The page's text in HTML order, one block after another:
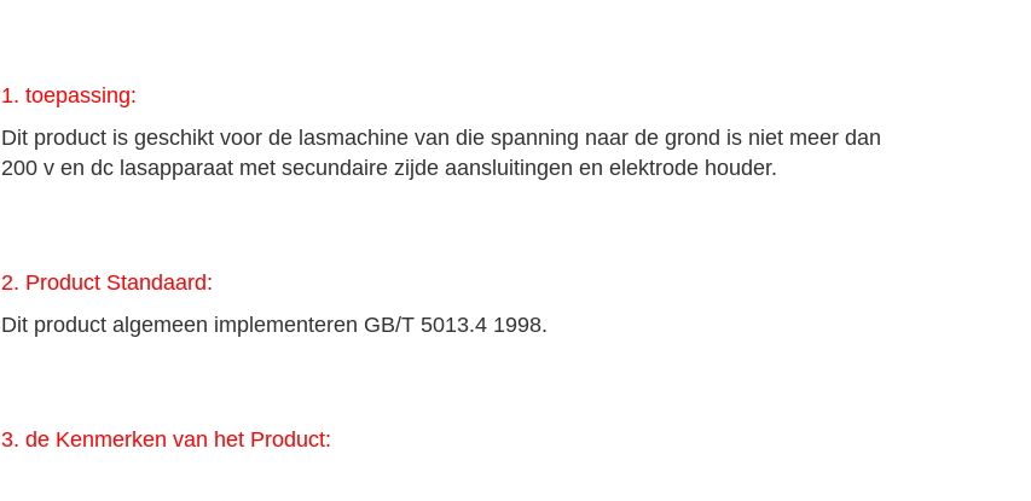
1. toepassing:
Dit product is geschikt voor de lasmachine van die spanning naar de grond is niet meer dan
200 v en dc lasapparaat met secundaire zijde aansluitingen en elektrode houder.
2. Product Standaard:
Dit product algemeen implementeren GB/T 5013.4 1998.
3. de Kenmerken van het Product: